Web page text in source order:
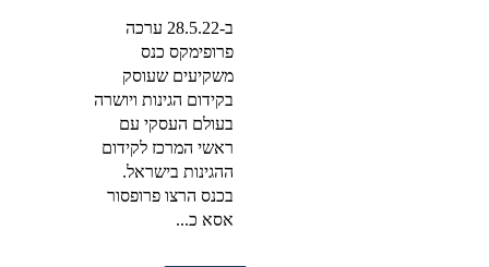
ב-28.5.22 ערכה
פרופימקס כנס
משקיעים שעוסק
בקידום הגינות ויושרה
בעולם העסקי עם
ראשי המרכז לקידום
ההגינות בישראל.
בכנס הרצו פרופסור
אסא כ...